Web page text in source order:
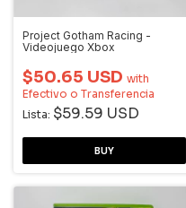
Project Gotham Racing -
Videojuego Xbox
$50.65 USD with
Efectivo o Transferencia
Lista: $59.59 USD